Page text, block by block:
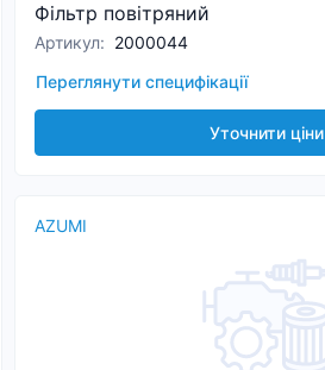
Фільтр повітряний
Артикул: 2000044
Переглянути специфікації
Уточнити ціни
AZUMI